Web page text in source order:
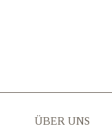
ÜBER UNS